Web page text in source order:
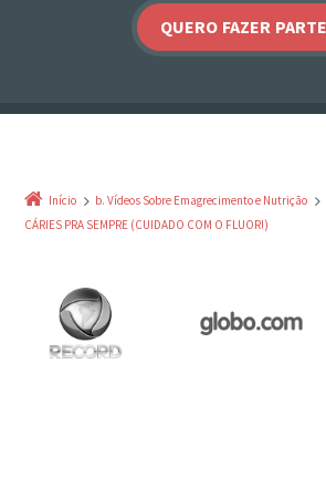
Início b. Vídeos Sobre Emagrecimento e Nutrição
CÁRIES PRA SEMPRE (CUIDADO COM O FLUOR!)